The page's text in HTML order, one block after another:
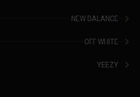
NEW BALANCE
OFF WHITE
YEEZY